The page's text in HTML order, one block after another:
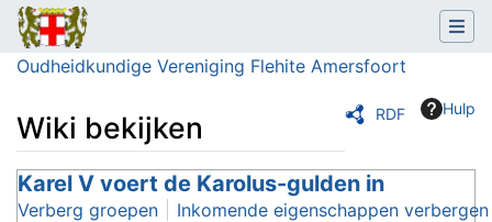
Oudheidkundige Vereniging Flehite Amersfoort
RDF Hulp
Wiki bekijken
Ga naar:navigatie ,zoeken
Karel V voert de Karolus-gulden in
Verberg groepen
Inkomende eigenschappen verbergen